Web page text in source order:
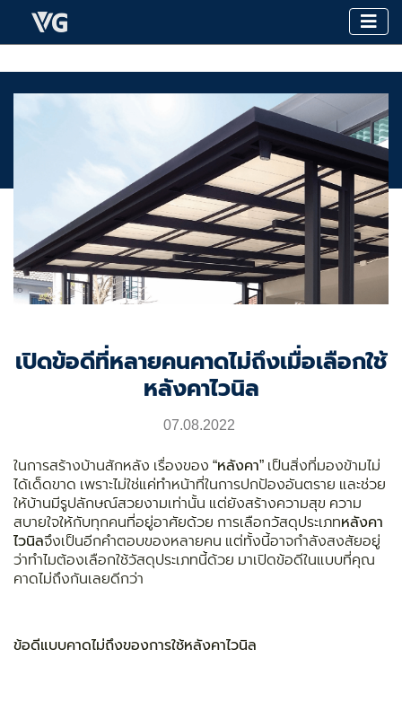
เปิดข้อดีที่หลายคนคาดไม่ถึงเมื่อเลือกใช้
หลังคาไวนิล
07.08.2022
ในการสร้างบ้านสักหลัง เรื่องของ “หลังคา” เป็นสิ่งที่มองข้ามไม่
ได้เด็ดขาด เพราะไม่ใช่แค่ทำหน้าที่ในการปกป้องอันตราย และช่วย
ให้บ้านมีรูปลักษณ์สวยงามเท่านั้น แต่ยังสร้างความสุข ความ
สบายใจให้กับทุกคนที่อยู่อาศัยด้วย การเลือกวัสดุประเภทหลังคา
ไวนิลจึงเป็นอีกคำตอบของหลายคน แต่ทั้งนี้อาจกำลังสงสัยอยู่
ว่าทำไมต้องเลือกใช้วัสดุประเภทนี้ด้วย มาเปิดข้อดีในแบบที่คุณ
คาดไม่ถึงกันเลยดีกว่า
ข้อดีแบบคาดไม่ถึงของการใช้หลังคาไวนิล